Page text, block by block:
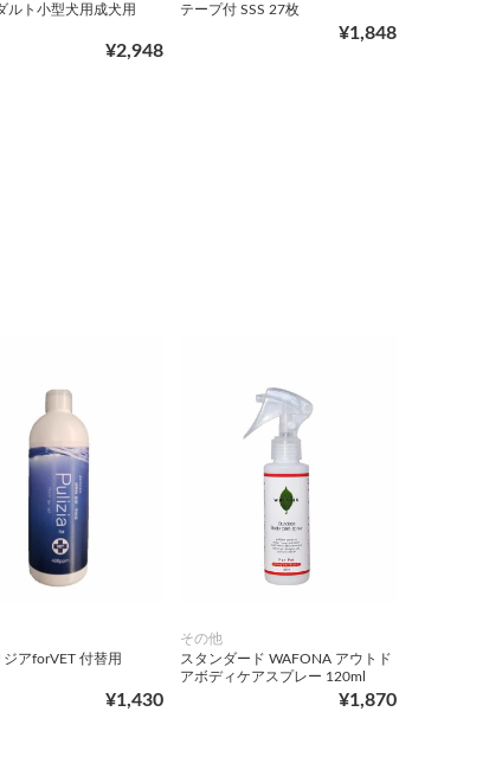
ルト小型犬用成犬用
¥2,948
テープ付 SSS 27枚
¥1,848
ジアforVET 付替用
¥1,430
その他
スタンダード WAFONA アウトド
アボディケアスプレー 120ml
¥1,870